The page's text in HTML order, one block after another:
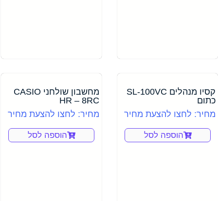
קסיו מנהלים SL-100VC
כתום
מחיר: לחצו להצעת מחיר
הוספה לסל
מחשבון שולחני CASIO
HR – 8RC
מחיר: לחצו להצעת מחיר
הוספה לסל